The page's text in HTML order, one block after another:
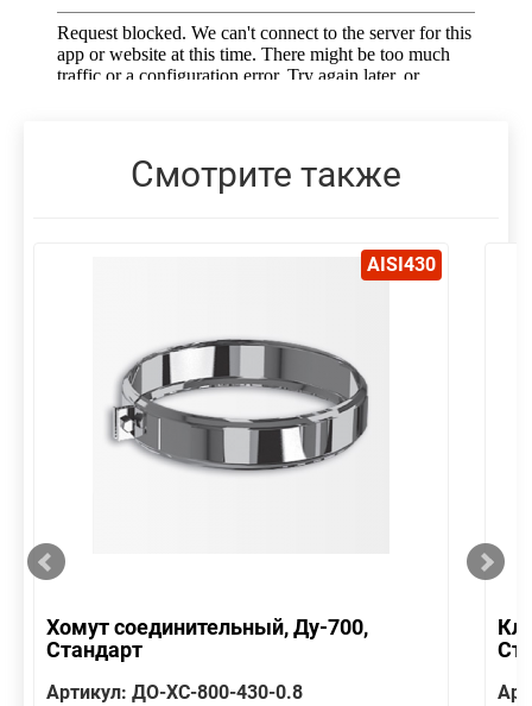
Смотрите также
AISI430
Хомут соединительный, Ду-700,
Стандарт
Артикул: ДО-ХС-800-430-0.8